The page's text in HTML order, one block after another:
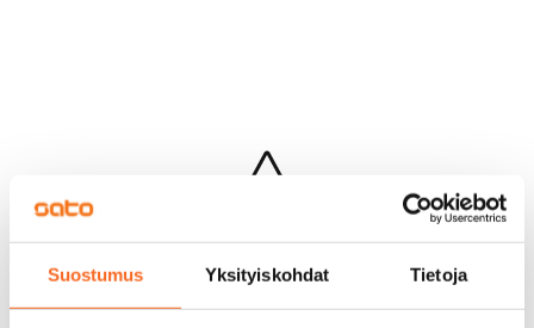
Suostumus Yksityiskohdat Tietoja
Hups...
Jotakin meni pieleen sivun lataamisessa